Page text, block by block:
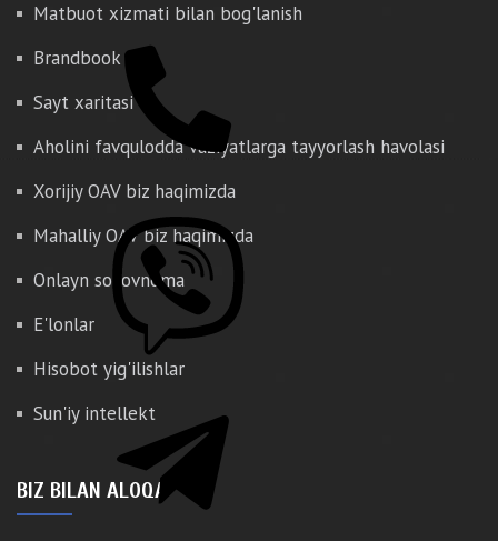
Matbuot xizmati bilan bog'lanish
Brandbook
Sayt xaritasi
Aholini favqulodda vaziyatlarga tayyorlash havolasi
Xorijiy OAV biz haqimizda
Mahalliy OAV biz haqimizda
Onlayn so'rovnoma
E'lonlar
Hisobot yig'ilishlar
Sun'iy intellekt
BIZ BILAN ALOQA